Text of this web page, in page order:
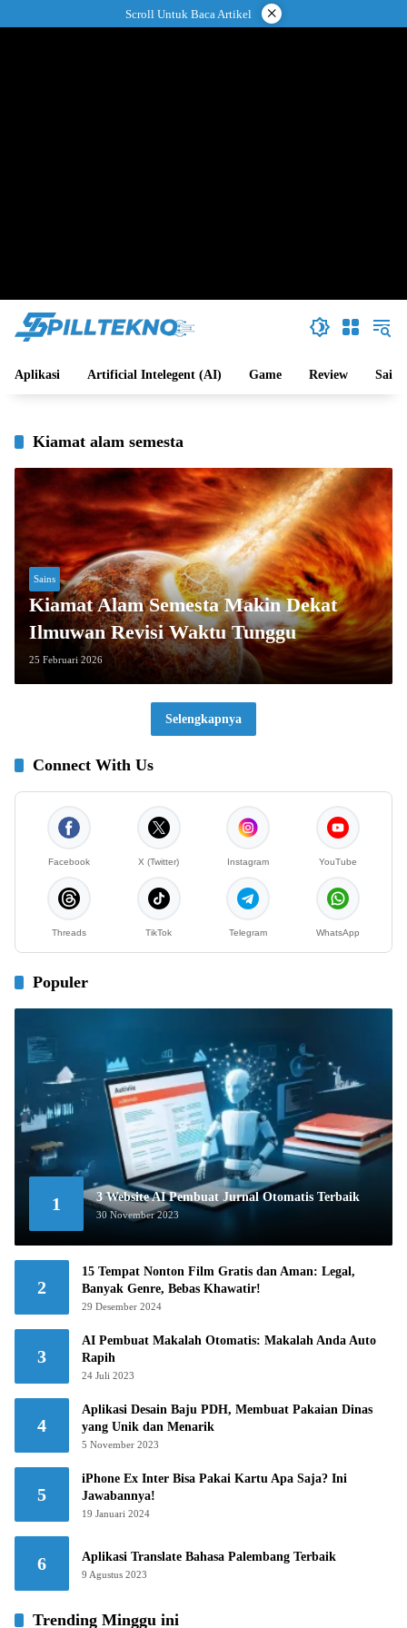
ke
Scroll Untuk Baca Artikel ×
Aplikasi Artificial Intelegent (AI) Game Review Sains
Kiamat alam semesta
Sains
Kiamat Alam Semesta Makin Dekat
Ilmuwan Revisi Waktu Tunggu
25 Februari 2026
Selengkapnya
Connect With Us
Facebook X (Twitter) Instagram YouTube
Threads TikTok Telegram WhatsApp
Populer
1 3 Website AI Pembuat Jurnal Otomatis Terbaik
30 November 2023
2
15 Tempat Nonton Film Gratis dan Aman: Legal,
Banyak Genre, Bebas Khawatir!
29 Desember 2024
3
AI Pembuat Makalah Otomatis: Makalah Anda Auto
Rapih
24 Juli 2023
4
Aplikasi Desain Baju PDH, Membuat Pakaian Dinas
yang Unik dan Menarik
5 November 2023
5
iPhone Ex Inter Bisa Pakai Kartu Apa Saja? Ini
Jawabannya!
19 Januari 2024
6 Aplikasi Translate Bahasa Palembang Terbaik
9 Agustus 2023
Trending Minggu ini